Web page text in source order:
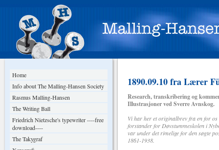
Home
Info about The Malling-Hansen Society
Rasmus Malling-Hansen
The Writing Ball
Friedrich Nietzsche's typewriter ----free
download----
The Takygraf
1890.09.10 fra Lærer
Research, transkribering og
Illustrasjoner ved Sverre Avnskog.
Vi har her et originalbrev fra en for os
forstander for Døvstummeskolen i
var under det rimelige for den søgte
1861-1938.